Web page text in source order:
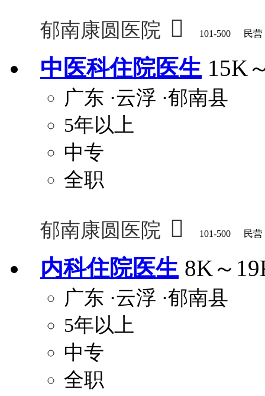
郁南康圆医院  101-500 民营
中医科住院医生 15K
广东 ·云浮 ·郁南县
5年以上
中专
全职
郁南康圆医院  101-500 民营
内科住院医生 8K～
广东 ·云浮 ·郁南县
5年以上
中专
全职